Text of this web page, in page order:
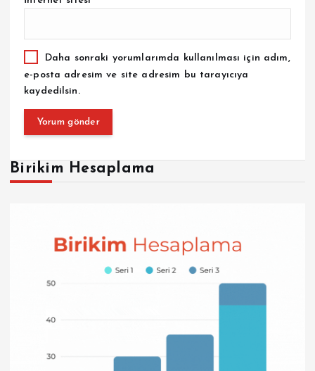
Daha sonraki yorumlarımda kullanılması için adım,
e-posta adresim ve site adresim bu tarayıcıya
kaydedilsin.
Birikim Hesaplama